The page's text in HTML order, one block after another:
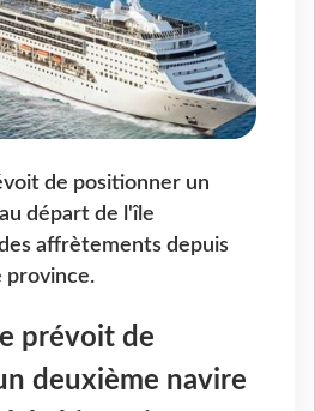
de positionner un
départ de l'île
affrètements depuis
province.
prévoit de
deuxième navire